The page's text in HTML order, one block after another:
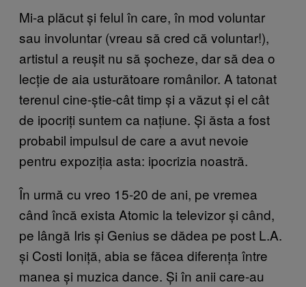
Mi-a plăcut și felul în care, în mod voluntar
sau involuntar (vreau să cred că voluntar!),
artistul a reușit nu să șocheze, dar să dea o
lecție de aia usturătoare românilor. A tatonat
terenul cine-știe-cât timp și a văzut și el cât
de ipocriți suntem ca națiune. Și ăsta a fost
probabil impulsul de care a avut nevoie
pentru expoziția asta: ipocrizia noastră.
În urmă cu vreo 15-20 de ani, pe vremea
când încă exista Atomic la televizor și când,
pe lângă Iris și Genius se dădea pe post L.A.
și Costi Ioniță, abia se făcea diferența între
manea și muzica dance. Și în anii care-au